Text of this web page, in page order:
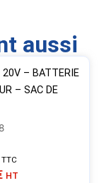
aussi
20V – BATTERIE
– SAC DE
TTC
HT